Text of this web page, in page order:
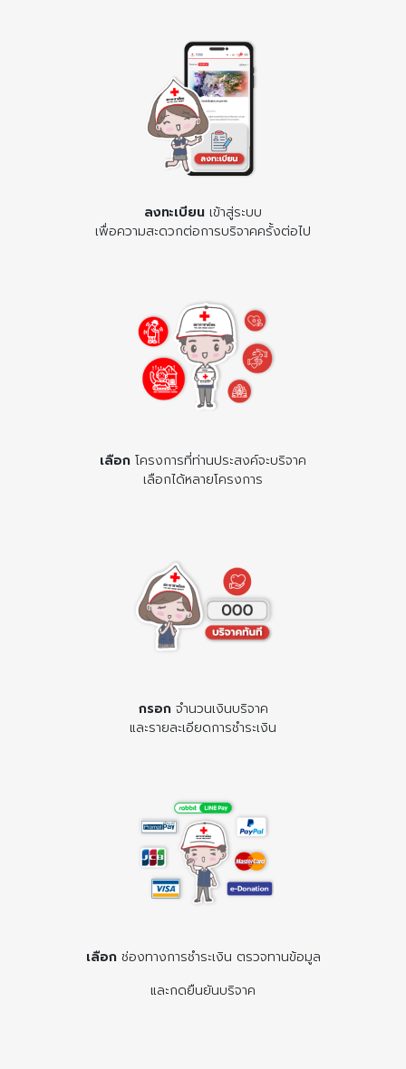
ลงทะเบียน เข้าสู่ระบบ
เพื่อความสะดวกต่อการบริจาคครั้งต่อไป
เลือก โครงการที่ท่านประสงค์จะบริจาค
เลือกได้หลายโครงการ
กรอกจำนวนเงินบริจาค
และรายละเอียดการชำระเงิน
เลือกช่องทางการชำระเงิน ตรวจทานข้อมูล
และกดยืนยันบริจาค